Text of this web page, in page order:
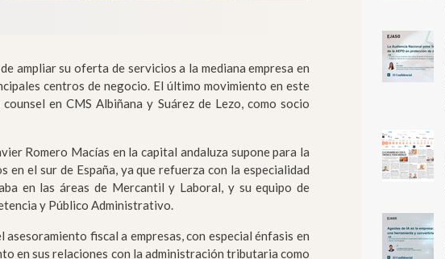
ampliar su oferta de servicios a la mediana empresa en
centros de negocio. El último movimiento en este
en CMS Albiñana y Suárez de Lezo, como socio
Romero Macías en la capital andaluza supone para la
el sur de España, ya que refuerza con la especialidad
en las áreas de Mercantil y Laboral, y su equipo de
y Público Administrativo.
fiscal a empresas, con especial énfasis en
en sus relaciones con la administración tributaria como